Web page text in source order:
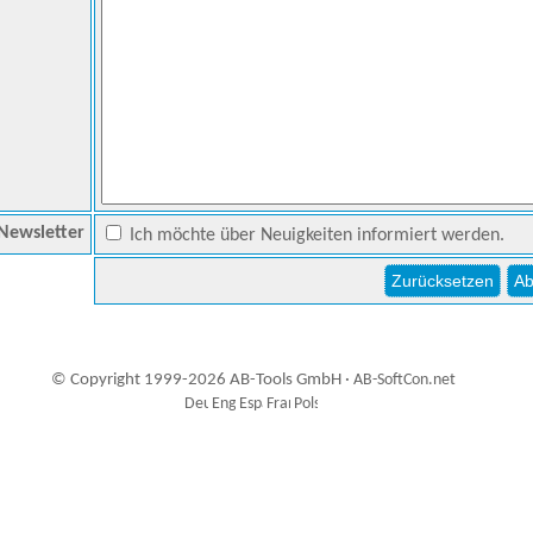
Newsletter Ich möchte über Neuigkeiten informiert werden.
© Copyright 1999-2026 AB-Tools GmbH · AB-SoftCon.net